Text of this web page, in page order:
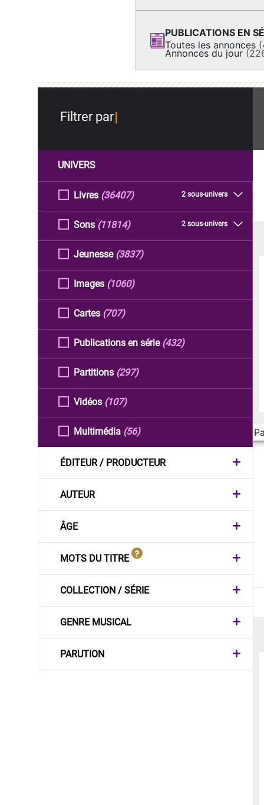
PUBLICATIONS EN
Toutes les annonces
Annonces du jour
Filtrer par
UNIVERS
Livres 2 sous-univers
(36407)
Sons 2 sous-univers
(11814)
Jeunesse (3837)
Images (1060)
Cartes (707)
Publications en série (432)
Partitions (297)
Vidéos (107)
Multimédia (56)
ÉDITEUR / PRODUCTEUR
AUTEUR
ÂGE
MOTS DU TITRE
COLLECTION / SÉRIE
GENRE MUSICAL
PARUTION